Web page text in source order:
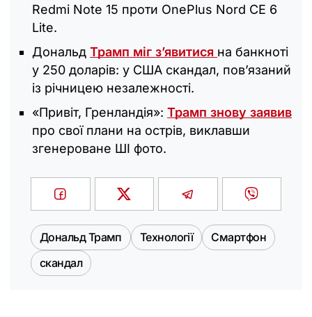
Redmi Note 15 проти OnePlus Nord CE 6
Lite.
Дональд Трамп міг з’явитися на банкноті
у 250 доларів: у США скандал, пов’язаний
із річницею незалежності.
«Привіт, Гренландія»: Трамп знову заявив
про свої плани на острів, виклавши
згенероване ШІ фото.
Дональд Трамп Технології
Смартфон
скандал